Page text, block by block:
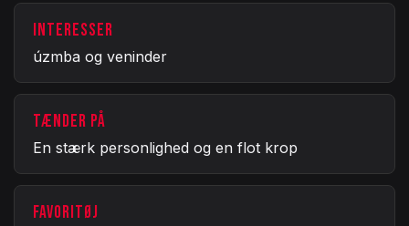
INTERESSER
úzmba og veninder
TÆNDER PÅ
En stærk personlighed og en flot krop
FAVORITØJ